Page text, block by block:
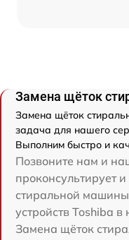
Замена щёток
Замена щёток
задача для нашего
Выполним быстро и
Позвоните нам и
проконсультирует
стиральной
устройств Toshiba
Замена щёток